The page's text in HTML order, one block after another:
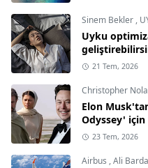
Sinem Bekler ,
Uyku
21 Tem, 2026
Christopher
Elon
Odyssey'
23 Tem, 2026
Airbus ,Ali